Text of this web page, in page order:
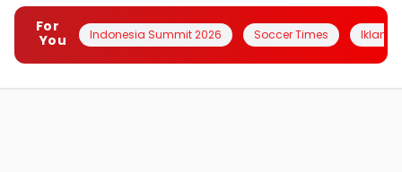
For
You
Indonesia Summit 2026 Soccer Times Iklanin